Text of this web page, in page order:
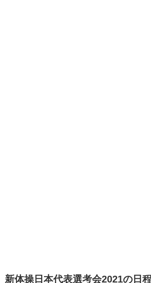
新体操日本代表選考会2021の日